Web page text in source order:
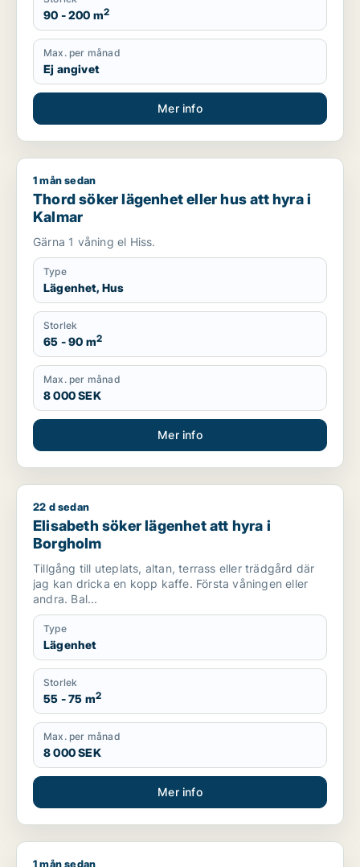
90 - 200 m2
Max. per månad
Ej angivet
Mer info
Thord söker lägenhet eller hus att hyra i Kalmar
1 mån sedan
Thord söker lägenhet eller hus att hyra i
Kalmar
Gärna 1 våning el Hiss.
Type
Lägenhet, Hus
Storlek
65 - 90 m2
Max. per månad
8 000 SEK
Mer info
Elisabeth söker lägenhet att hyra i Borgholm
22 d sedan
Elisabeth söker lägenhet att hyra i
Borgholm
Tillgång till uteplats, altan, terrass eller trädgård där
jag kan dricka en kopp kaffe. Första våningen eller
andra. Bal...
Type
Lägenhet
Storlek
55 - 75 m2
Max. per månad
8 000 SEK
Mer info
1 mån sedan